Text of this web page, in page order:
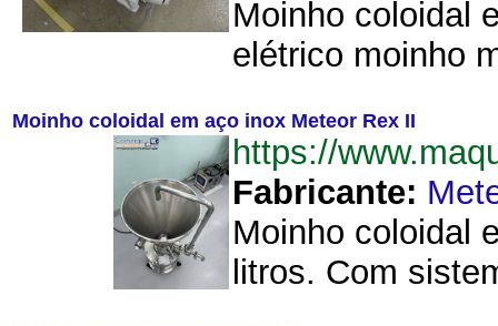
Moinho coloidal
elétrico moinho
Moinho coloidal em aço inox Meteor Rex II
https://
Fabricante:
Moinho coloidal
litros. Com